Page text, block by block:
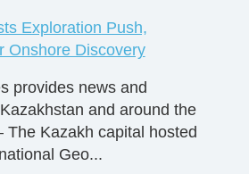
Exploration Push,
Onshore Discovery
provides news and
and around the
The Kazakh capital hosted
Geo...